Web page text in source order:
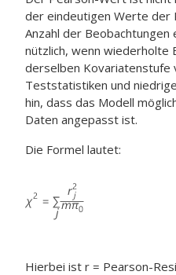
der eindeutigen Werte der
Anzahl der
nützlich, wenn wiederholte
derselben Kovariatenstufe
Teststatistiken und
hin, dass das Modell
Daten angepasst ist.
Die Formel lautet:
Hierbei ist r = Pearson-